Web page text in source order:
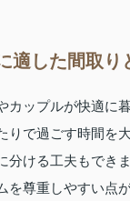
適した間取り
カップルが快適に
りで過ごす時間を
分ける工夫もでき
を尊重しやすい点